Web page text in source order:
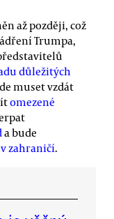
až později, což
Trumpa,
důležitých
muset vzdát
omezené
a bude
zahraničí.